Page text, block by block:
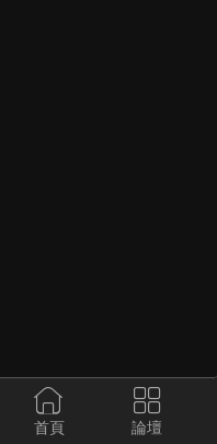
首頁 論壇